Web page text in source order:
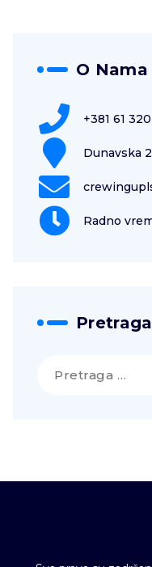
O Nama
+381 61
Dunavska
Radno
Pretraga